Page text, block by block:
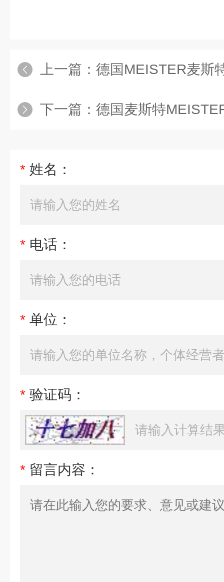
上一篇： 德国MEISTER麦斯特
下一篇： 德国麦斯特MEISTER正
* 姓名：
* 电话：
* 单位：
* 验证码：
* 留言内容：